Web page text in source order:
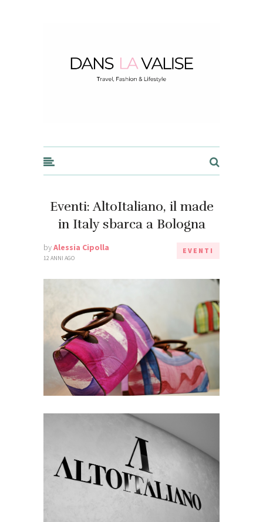
Eventi: AltoItaliano, il made
in Italy sbarca a Bologna
byAlessia Cipolla
12 ANNI AGO
EVENTI